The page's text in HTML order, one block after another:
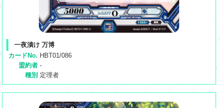
一夜漬け 万博
カードNo. HBT01/086
盟約者 -
種別 定理者